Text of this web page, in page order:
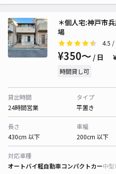
＊個人宅:神戸市
場
4.5 /
¥350〜 / 日
時間貸し可
貸出時間
24時間営業
タイプ
平置き
長さ
430cm 以下
車幅
200cm 以下
対応車種
オートバイ軽自動車コンパクトカー中